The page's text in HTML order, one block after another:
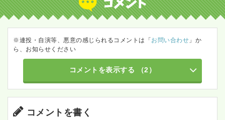
※連投・自演等、悪意の感じられるコメントは「お問い合わせ 」か
ら、お知らせください
コメントを表示する （2）
コメントを書く